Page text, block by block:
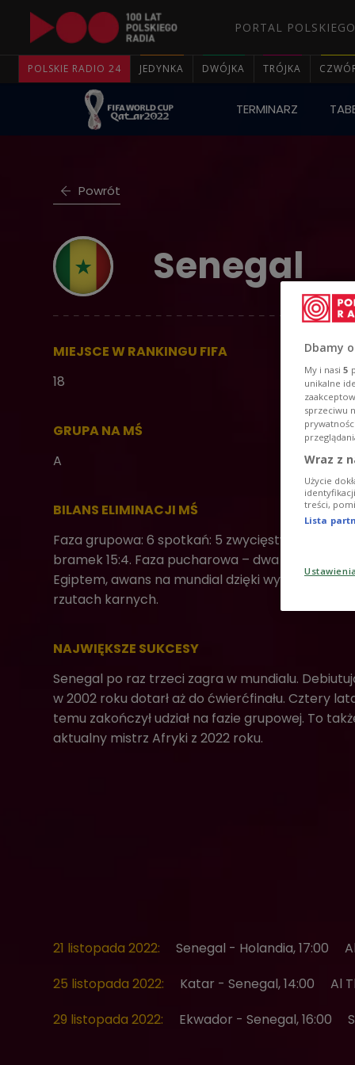
PORTAL
POLSKIE RADIO 24 JEDYNKA DWÓJKA TRÓJKA
TERMINARZ
Powrót
Senegal
MIEJSCE W RANKINGU FIFA
18
GRUPA NA MŚ
A
BILANS ELIMINACJI MŚ
Faza grupowa: 6 spotkań: 5 zwycięstw, 1 remis.
bramek 15:4. Faza pucharowa – dwa remisy 1:1 z
Egiptem, awans na mundial dzięki wygranej w
rzutach karnych.
NAJWIĘKSZE SUKCESY
Senegal po raz trzeci zagra w mundialu.
w 2002 roku dotarł aż do ćwierćfinału. Cztery
temu zakończył udział na fazie grupowej. To
aktualny mistrz Afryki z 2022 roku.
21 listopada 2022: Senegal - Holandia, 17:00
25 listopada 2022:
Katar - Senegal, 14:00
Al
29 listopada 2022:
Ekwador - Senegal, 16:00
Dbamy
My i nasi 5
unikalne
sprzeciwu
Wraz z
Użycie
treści,
Lista